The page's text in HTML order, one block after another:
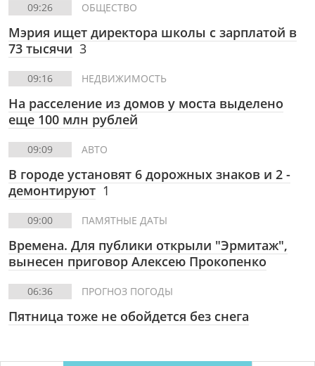
09:26 ОБЩЕСТВО
Мэрия ищет директора школы с зарплатой в
73 тысячи 3
09:16 НЕДВИЖИМОСТЬ
На расселение из домов у моста выделено
еще 100 млн рублей
09:09 АВТО
В городе установят 6 дорожных знаков и 2 -
демонтируют 1
09:00 ПАМЯТНЫЕ ДАТЫ
Времена. Для публики открыли "Эрмитаж",
вынесен приговор Алексею Прокопенко
06:36 ПРОГНОЗ ПОГОДЫ
Пятница тоже не обойдется без снега